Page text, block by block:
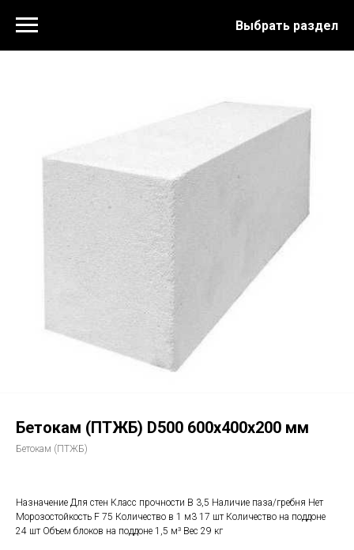
Выбрать раздел
Бетокам (ПТЖБ) D500 600х400х200 мм
Бетокам (ПТЖБ)
Назначение Для стен Класс прочности В 3,5 Наличие паза/гребня Нет
Морозостойкость F 75 Количество в 1 м3 17 шт Количество на поддоне
24 шт Объем блоков на поддоне 1,5 м³ Вес 29 кг